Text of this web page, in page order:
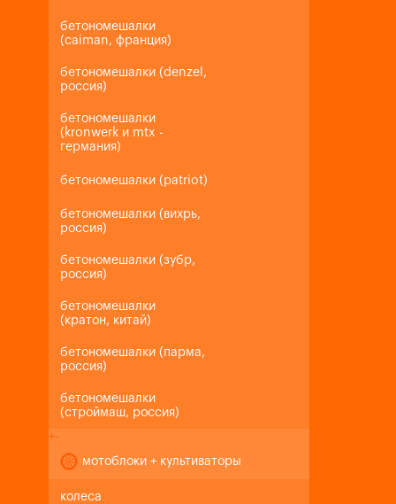
бетономешалки
(caiman, франция)
бетономешалки (denzel,
россия)
бетономешалки
(kronwerk и mtx -
германия)
бетономешалки (patriot)
бетономешалки (вихрь,
россия)
бетономешалки (зубр,
россия)
бетономешалки
(кратон, китай)
бетономешалки (парма,
россия)
бетономешалки
(строймаш, россия)
+-
мотоблоки + культиваторы
колеса